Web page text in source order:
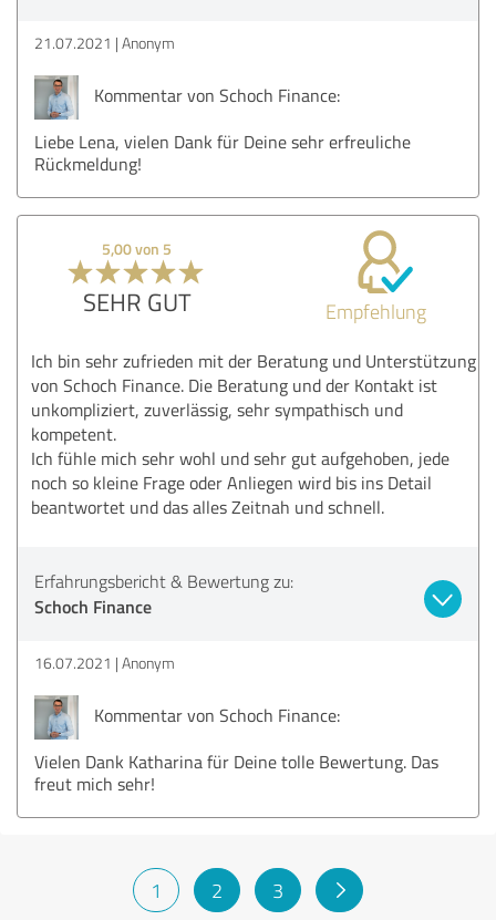
21.07.2021 Anonym
Kommentar von Schoch Finance:
Liebe Lena, vielen Dank für Deine sehr erfreuliche
Rückmeldung!
5,00 von 5
SEHR GUT Empfehlung
Ich bin sehr zufrieden mit der Beratung und Unterstützung
von Schoch Finance. Die Beratung und der Kontakt ist
unkompliziert, zuverlässig, sehr sympathisch und
kompetent.
Ich fühle mich sehr wohl und sehr gut aufgehoben, jede
noch so kleine Frage oder Anliegen wird bis ins Detail
beantwortet und das alles Zeitnah und schnell.
Erfahrungsbericht & Bewertung zu:
Schoch Finance
16.07.2021 Anonym
Kommentar von Schoch Finance:
Vielen Dank Katharina für Deine tolle Bewertung. Das
freut mich sehr!
1 2 3